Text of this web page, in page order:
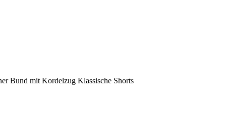
Bund mit Kordelzug Klassische Shorts